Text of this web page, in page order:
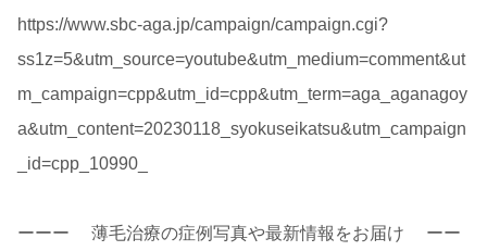
https://www.sbc-aga.jp/campaign/campaign.cgi?
ss1z=5&utm_source=youtube&utm_medium=comment&ut
m_campaign=cpp&utm_id=cpp&utm_term=aga_aganagoy
a&utm_content=20230118_syokuseikatsu&utm_campaign
_id=cpp_10990_
ーーー 薄毛治療の症例写真や最新情報をお届け ーー